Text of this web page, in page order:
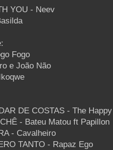
YOU - Neev
Fogo
e João Não
DE COSTAS - The
- Bateu Matou ft Papillon
- Cavalheiro
TANTO - Rapaz Ego